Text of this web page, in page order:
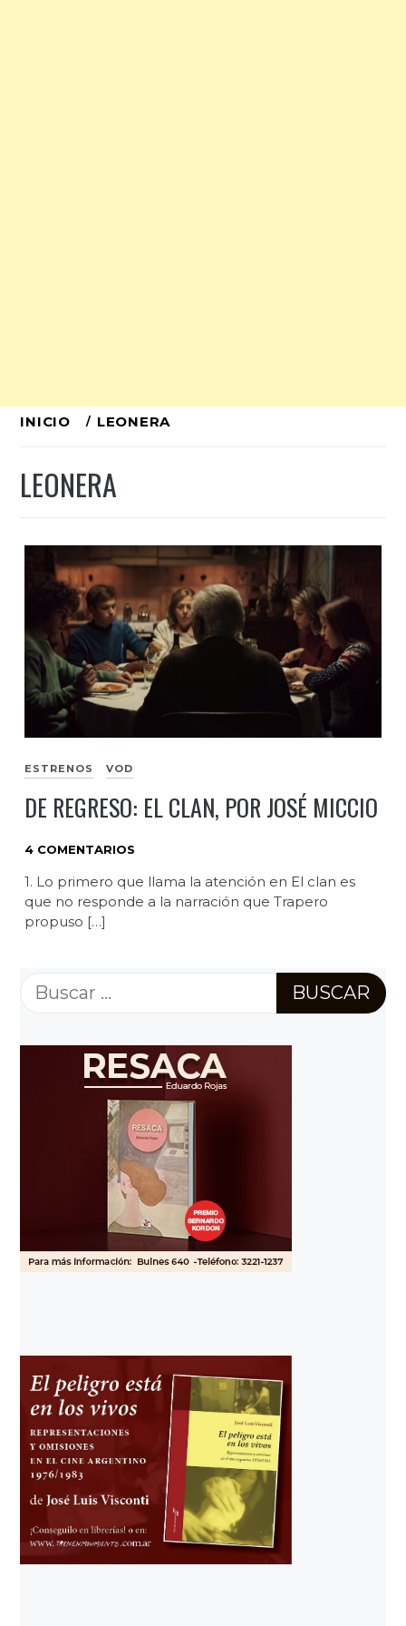
Ir
contenido
INICIO LEONERA
LEONERA
ESTRENOS VOD
DE REGRESO: EL CLAN, POR JOSÉ MICCIO
4 COMENTARIOS
1. Lo primero que llama la atención en El clan es
que no responde a la narración que Trapero
propuso […]
Buscar: